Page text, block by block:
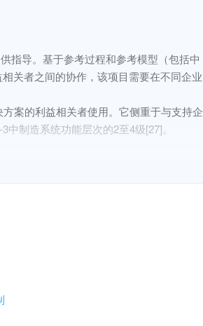
指导。基于参考过程和参考模型（包括中
关者之间的协作，该项目需要在不同企业
案的利益相关者使用。它侧重于与支持企
制造系统功能层次的2至4级[27]。
and the reference model including neutral
and any place upon different